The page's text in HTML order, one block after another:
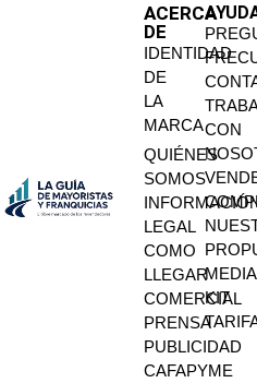
ACERCA
DE
IDENTIDAD
DE
LA
MARCA
QUIÉNES
SOMOS
LEGAL
COMO
LLEGAR
COMERCIAL
PRENSA
PUBLICIDAD
CAFAPYME
CON
MEDIA
KIT